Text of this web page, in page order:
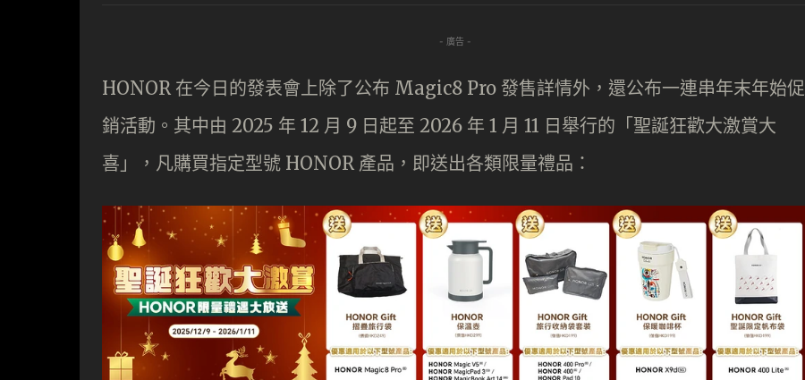
- 廣告 -
HONOR 在今日的發表會上除了公布 Magic8 Pro 發售詳情外，還公布一連串年末年始促
銷活動。其中由 2025 年 12 月 9 日起至 2026 年 1 月 11 日舉行的「聖誕狂歡大激賞大
喜」，凡購買指定型號 HONOR 產品，即送出各類限量禮品：